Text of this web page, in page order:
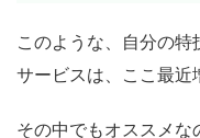
このような、自分の
サービスは、ここ最近
その中でもオススメな